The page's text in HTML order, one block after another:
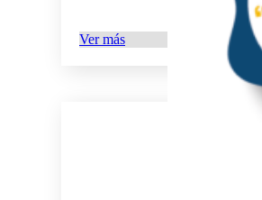
Ver más